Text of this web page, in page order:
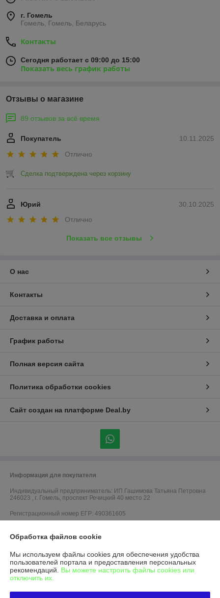
г. Гомель
Гомель, Гомель, Беларусь
Контакты
Сегодня работает с 09:00 до 15:00
Показать весь график работы
Отзывы о магазине
89 отзывов за всё время
10.11.2025
Покупатель
Отлично
Сделка подтверждена через корзину
30.10.2025
Юрий
Отлично
Показать все отзывы
О нас
Контакты
Доставка и оплата
График работы
Полная версия сайта
Политика обработки cookies
Сайт создан на платформе Deal.by
Информация для покупателя
Индивидуальный предприниматель: ИП Гашимова Татьяна Петровна
246023 , г. Гомель, проспект Речицкий 40 место 22
Регистрационный номер ЕГР: 490361605
Дата регистрации компании: 14.07.2004
Ссылка на свидетельство/лицензию
Ссылка на свидетельство/лицензию
Обработка файлов cookie
Мы используем файлы cookies для обеспечения удобства
пользователей портала и предоставления персональных
рекомендаций. Вы можете настроить файлы cookies или
отключить их.